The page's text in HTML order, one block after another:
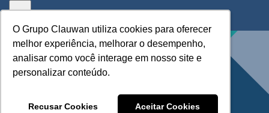
O Grupo Clauwan utiliza cookies para oferecer
melhor experiência, melhorar o desempenho,
analisar como você interage em nosso site e
personalizar conteúdo.
Recusar Cookies Aceitar Cookies
O Grupo Clauwan utiliza cookies para oferecer
melhor experiência, melhorar o desempenho,
analisar como você interage em nosso site e
personalizar conteúdo.
Recusar Cookies Aceitar Cookies
Skip
content